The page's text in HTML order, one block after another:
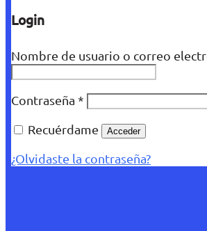
Login
Nombre de usuario o correo
Contraseña *
Recuérdame
Acceder
¿Olvidaste la contraseña?